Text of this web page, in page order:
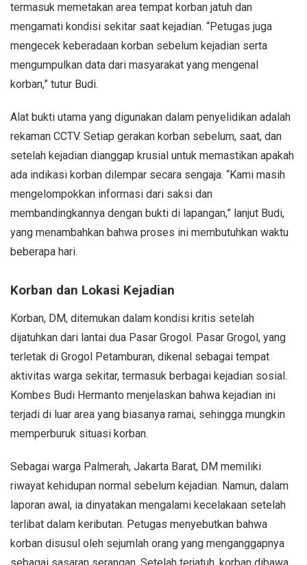
termasuk memetakan area tempat korban jatuh dan
mengamati kondisi sekitar saat kejadian. “Petugas juga
mengecek keberadaan korban sebelum kejadian serta
mengumpulkan data dari masyarakat yang mengenal
korban,” tutur Budi.
Alat bukti utama yang digunakan dalam penyelidikan adalah
rekaman CCTV. Setiap gerakan korban sebelum, saat, dan
setelah kejadian dianggap krusial untuk memastikan apakah
ada indikasi korban dilempar secara sengaja. “Kami masih
mengelompokkan informasi dari saksi dan
membandingkannya dengan bukti di lapangan,” lanjut Budi,
yang menambahkan bahwa proses ini membutuhkan waktu
beberapa hari.
Korban dan Lokasi Kejadian
Korban, DM, ditemukan dalam kondisi kritis setelah
dijatuhkan dari lantai dua Pasar Grogol. Pasar Grogol, yang
terletak di Grogol Petamburan, dikenal sebagai tempat
aktivitas warga sekitar, termasuk berbagai kejadian sosial.
Kombes Budi Hermanto menjelaskan bahwa kejadian ini
terjadi di luar area yang biasanya ramai, sehingga mungkin
memperburuk situasi korban.
Sebagai warga Palmerah, Jakarta Barat, DM memiliki
riwayat kehidupan normal sebelum kejadian. Namun, dalam
laporan awal, ia dinyatakan mengalami kecelakaan setelah
terlibat dalam keributan. Petugas menyebutkan bahwa
korban disusul oleh sejumlah orang yang menganggapnya